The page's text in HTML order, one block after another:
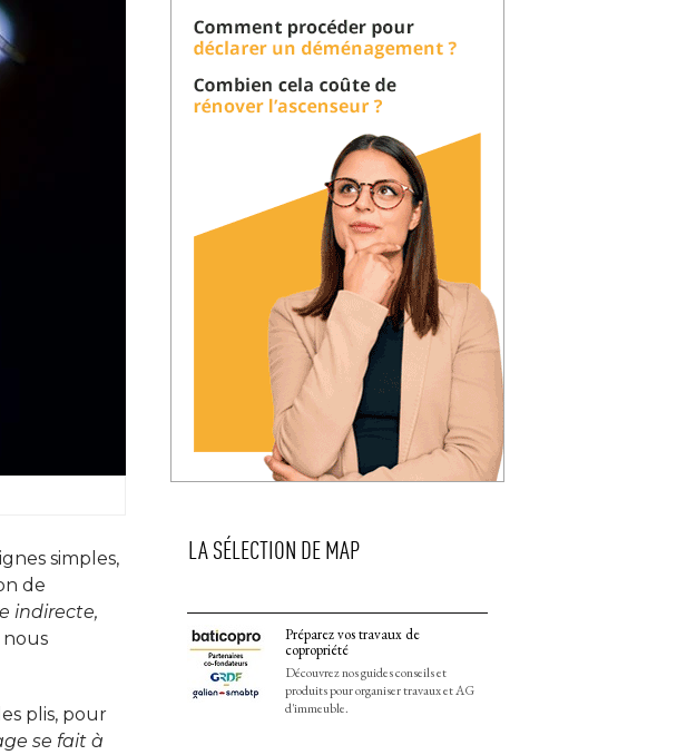
simples,
de
indirecte,
nous
plis, pour
se fait à
LA SÉLECTION DE MAP
Préparez vos travaux de
copropriété
Découvrez nos guides conseils et
produits pour organiser travaux et AG
d'immeuble.